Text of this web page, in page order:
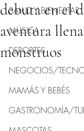
SALUD Y BIENESTAR
MÚSICA
DEPORTES
NEGOCIOS/
MAMÁS Y BEBÉS
GASTRONOMÍA/
debuta en el
aventura
monstruos